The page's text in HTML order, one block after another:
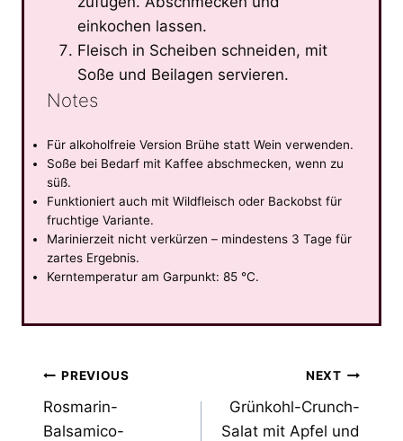
einkochen lassen.
Fleisch in Scheiben schneiden, mit
Soße und Beilagen servieren.
Notes
Für alkoholfreie Version Brühe statt Wein verwenden.
Soße bei Bedarf mit Kaffee abschmecken, wenn zu
süß.
Funktioniert auch mit Wildfleisch oder Backobst für
fruchtige Variante.
Marinierzeit nicht verkürzen – mindestens 3 Tage für
zartes Ergebnis.
Kerntemperatur am Garpunkt: 85 °C.
Post
navigation
PREVIOUS
Rosmarin-
Balsamico-
NEXT
Grünkohl-Crunch-
Salat mit Apfel und